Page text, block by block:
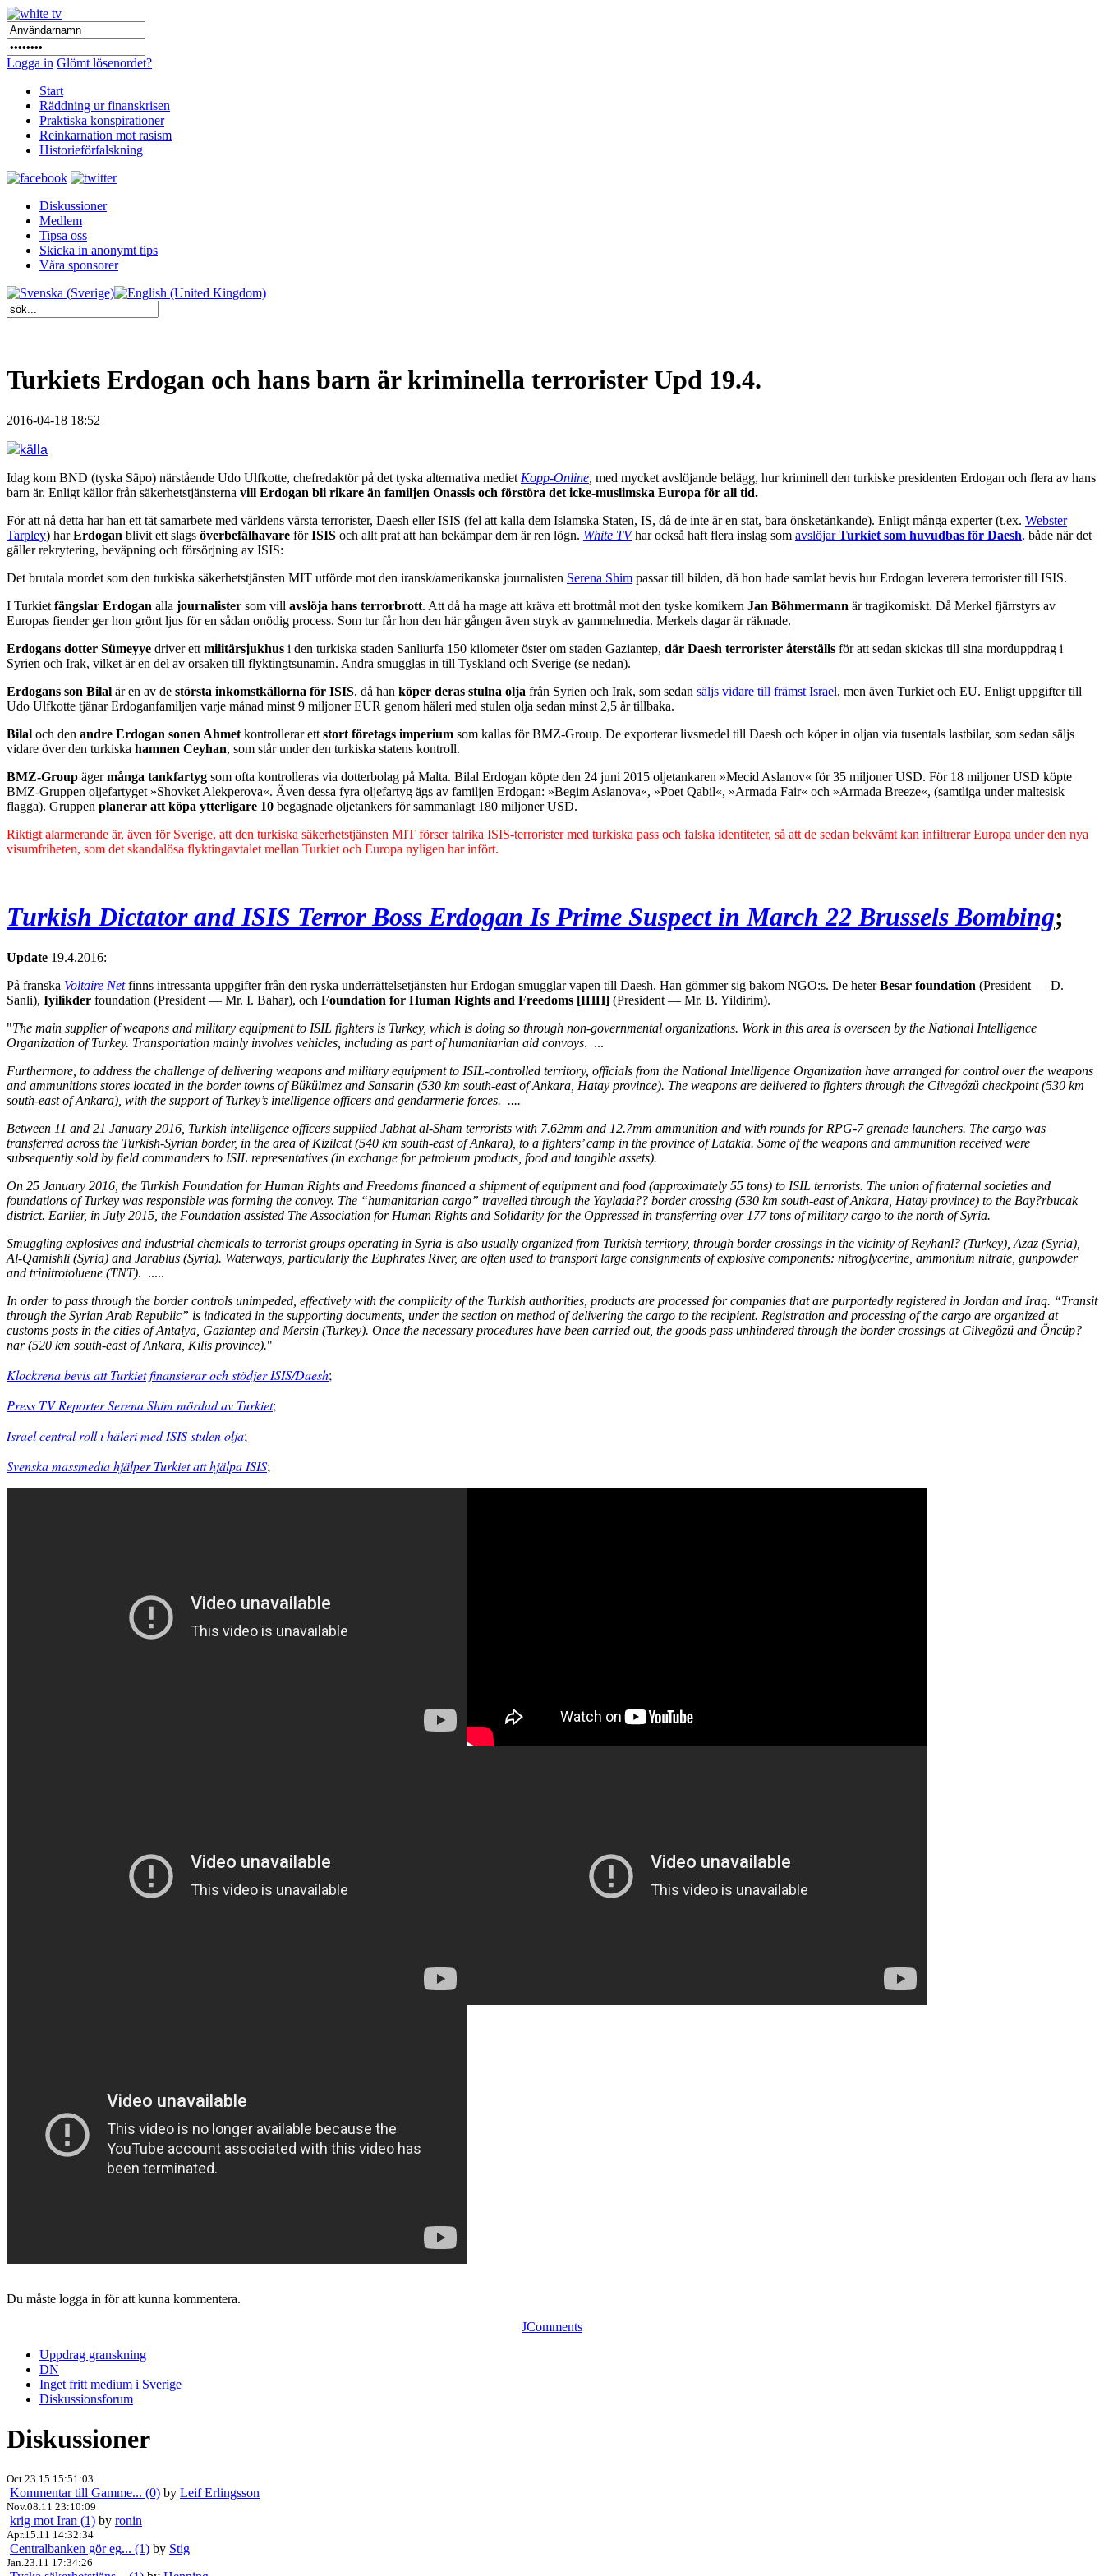
Logga in Glömt lösenordet?
Start
Räddning ur finanskrisen
Praktiska konspirationer
Reinkarnation mot rasism
Historieförfalskning
Diskussioner
Medlem
Tipsa oss
Skicka in anonymt tips
Våra sponsorer
Turkiets Erdogan och hans barn är kriminella terrorister Upd 19.4.
2016-04-18 18:52
källa
Idag kom BND (tyska Säpo) närstående Udo Ulfkotte, chefredaktör på det tyska alternativa mediet Kopp-Online med mycket avslöjande belägg, hur kriminell den turkiske presidenten Erdogan och flera av hans
barn är. Enligt källor från säkerhetstjänsterna vill Erdogan bli rikare än familjen Onassis och förstöra det icke-muslimska Europa för all tid.
För att nå detta har han ett tät samarbete med världens värsta terrorister, Daesh eller ISIS (fel att kalla dem Islamska Staten, IS, då de inte är en stat, bara önsketänkande). Enligt många experter (t.ex. Webster
Tarpley) harErdogan blivit ett slags överbefälhavare förISIS och allt prat att han bekämpar dem är ren lögn. White TVhar också haft flera inslag som avslöjarTurkiet som huvudbas för Daesh, både när det
gäller rekrytering, beväpning och försörjning av ISIS:
Det brutala mordet som den turkiska säkerhetstjänsten MIT utförde mot den iransk/amerikanska journalisten Serena Shim passar till bilden, då hon hade samlat bevis hur Erdogan leverera terrorister till ISIS.
I Turkiet fängslar Erdogan alla journalister som vill avslöja hans terrorbrott. Att då ha mage att kräva ett brottmål mot den tyske komikern Jan Böhmermann är tragikomiskt. Då Merkel fjärrstyrs av
Europas fiender ger hon grönt ljus för en sådan onödig process. Som tur får hon den här gången även stryk av gammelmedia. Merkels dagar är räknade.
Erdogans dotter Sümeyye driver ett militärsjukhus i den turkiska staden Sanliurfa 150 kilometer öster om staden Gaziantep, där Daesh terrorister återställs för att sedan skickas till sina morduppdrag i
Syrien och Irak, vilket är en del av orsaken till flyktingtsunamin. Andra smugglas in till Tyskland och Sverige (se nedan).
Erdogans son Bilal är en av de största inkomstkällorna för ISIS, då han köper deras stulna olja från Syrien och Irak, som sedan säljs vidare till främst Israel, men även Turkiet och EU. Enligt uppgifter till
Udo Ulfkotte tjänar Erdoganfamiljen varje månad minst 9 miljoner EUR genom häleri med stulen olja sedan minst 2,5 år tillbaka.
Bilal och den andre Erdogan sonen Ahmet kontrollerar ett stort företags imperium som kallas förBMZ-Group. De exporterar livsmedel till Daesh och köper in oljan via tusentals lastbilar, som sedan säljs
vidare över den turkiska hamnen Ceyhan, som står under den turkiska statens kontroll.
BMZ-Group ägermånga tankfartyg som ofta kontrolleras via dotterbolag på Malta. Bilal Erdogan köpte den 24 juni 2015 oljetankaren »Mecid Aslanov« för 35 miljoner USD. För 18 miljoner USD köpte
BMZ-Gruppen oljefartyget »Shovket Alekperova«. Även dessa fyra oljefartyg ägs av familjen Erdogan: »Begim Aslanova«, »Poet Qabil«, »Armada Fair« och »Armada Breeze«, (samtliga under maltesisk
flagga). Gruppen planerar att köpa ytterligare 10 begagnade oljetankers för sammanlagt 180 miljoner USD.
Riktigt alarmerande är, även för Sverige, att den turkiska säkerhetstjänsten MIT förser talrika ISIS-terrorister med turkiska pass och falska identiteter, så att de sedan bekvämt kan infiltrerar Europa under den nya
visumfriheten, som det skandalösa flyktingavtalet mellan Turkiet och Europa nyligen har infört.
Turkish Dictator and ISIS Terror Boss Erdogan Is Prime Suspect in March 22 Brussels Bombing;
Update 19.4.2016:
På franska Voltaire Net finns intressanta uppgifter från den ryska underrättelsetjänsten hur Erdogan smugglar vapen till Daesh. Han gömmer sig bakom NGO:s. De heterBesar foundation (President — D.
Sanli), Iyilikder foundation (President — Mr. I. Bahar), och Foundation for Human Rights and Freedoms [IHH] (President — Mr. B. Yildirim).
"The main supplier of weapons and military equipment to ISIL fighters is Turkey, which is doing so through non-governmental organizations. Work in this area is overseen by the National Intelligence
Organization of Turkey. Transportation mainly involves vehicles, including as part of humanitarian aid convoys. ...
Furthermore, to address the challenge of delivering weapons and military equipment to ISIL-controlled territory, officials from the National Intelligence Organization have arranged for control over the weapons
and ammunitions stores located in the border towns of Bükülmez and Sansarin (530 km south-east of Ankara, Hatay province). The weapons are delivered to fighters through the Cilvegözü checkpoint (530 km
south-east of Ankara), with the support of Turkey’s intelligence officers and gendarmerie forces. ....
Between 11 and 21 January 2016, Turkish intelligence officers supplied Jabhat al-Sham terrorists with 7.62mm and 12.7mm ammunition and with rounds for RPG-7 grenade launchers. The cargo was
transferred across the Turkish-Syrian border, in the area of Kizilcat (540 km south-east of Ankara), to a fighters’ camp in the province of Latakia. Some of the weapons and ammunition received were
subsequently sold by field commanders to ISIL representatives (in exchange for petroleum products, food and tangible assets).
On 25 January 2016, the Turkish Foundation for Human Rights and Freedoms financed a shipment of equipment and food (approximately 55 tons) to ISIL terrorists. The union of fraternal societies and
foundations of Turkey was responsible was forming the convoy. The “humanitarian cargo” travelled through the Yaylada?? border crossing (530 km south-east of Ankara, Hatay province) to the Bay?rbucak
district. Earlier, in July 2015, the Foundation assisted The Association for Human Rights and Solidarity for the Oppressed in transferring over 177 tons of military cargo to the north of Syria.
Smuggling explosives and industrial chemicals to terrorist groups operating in Syria is also usually organized from Turkish territory, through border crossings in the vicinity of Reyhanl? (Turkey), Azaz (Syria),
Al-Qamishli (Syria) and Jarablus (Syria). Waterways, particularly the Euphrates River, are often used to transport large consignments of explosive components: nitroglycerine, ammonium nitrate, gunpowder
and trinitrotoluene (TNT). .....
In order to pass through the border controls unimpeded, effectively with the complicity of the Turkish authorities, products are processed for companies that are purportedly registered in Jordan and Iraq. “Transit
through the Syrian Arab Republic” is indicated in the supporting documents, under the section on method of delivering the cargo to the recipient. Registration and processing of the cargo are organized at
customs posts in the cities of Antalya, Gaziantep and Mersin (Turkey). Once the necessary procedures have been carried out, the goods pass unhindered through the border crossings at Cilvegözü and Öncüp?
nar (520 km south-east of Ankara, Kilis province)."
Klockrena bevis att Turkiet finansierar och stödjer ISIS/Daesh;
Press TV Reporter Serena Shim mördad av Turkiet;
Israel central roll i häleri med ISIS stulen olja;
Svenska massmedia hjälper Turkiet att hjälpa ISIS;
Du måste logga in för att kunna kommentera.
JComments
Uppdrag granskning
DN
Inget fritt medium i Sverige
Diskussionsforum
Diskussioner
Oct.23.15 15:51:03
Kommentar till Gamme... (0) by Leif Erlingsson
Nov.08.11 23:10:09
krig mot Iran (1) by ronin
Apr.15.11 14:32:34
Centralbanken gör eg... (1) by Stig
Jan.23.11 17:34:26